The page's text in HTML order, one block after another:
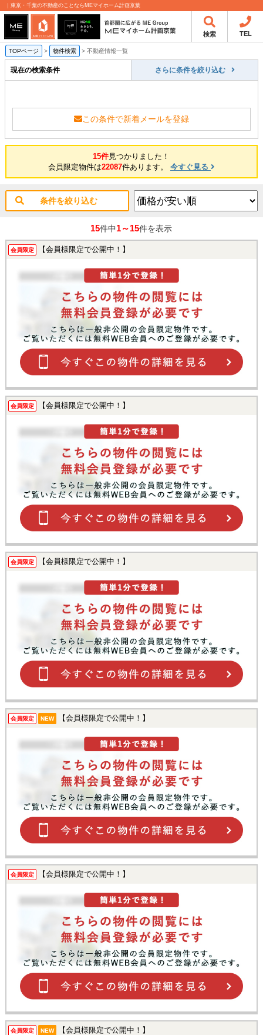
｜東京・千葉の不動産のことならMEマイホーム計画京葉
検索 TEL
TOPページ > 物件検索 > 不動産情報一覧
現在の検索条件 さらに条件を絞り込む
この条件で新着メールを登録
15件見つかりました！
会員限定物件は22087件あります。 今すぐ見る
条件を絞り込む
15件中1～15件を表示
会員限定 【会員様限定で公開中！】
会員限定 【会員様限定で公開中！】
会員限定 【会員様限定で公開中！】
会員限定 NEW 【会員様限定で公開中！】
会員限定 【会員様限定で公開中！】
会員限定 NEW 【会員様限定で公開中！】